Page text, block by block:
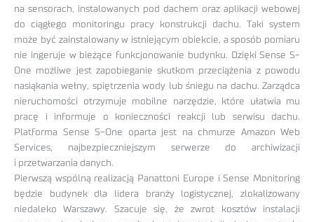
na sensorach, instalowanych pod dachem oraz aplikacji webowej
do ciągłego monitoringu pracy konstrukcji dachu. Taki system
może być zainstalowany w istniejącym obiekcie, a sposób pomiaru
nie ingeruje w bieżące funkcjonowanie budynku. Dzięki Sense S-
One możliwe jest zapobieganie skutkom przeciążenia z powodu
nasiąkania wełny, spiętrzenia wody lub śniegu na dachu. Zarządca
nieruchomości otrzymuje mobilne narzędzie, które ułatwia mu
pracę i informuje o konieczności reakcji lub serwisu dachu.
Platforma Sense S-One oparta jest na chmurze Amazon Web
Services, najbezpieczniejszym serwerze do archiwizacji
i przetwarzania danych.
Pierwszą wspólną realizacją Panattoni Europe i Sense Monitoring
będzie budynek dla lidera branży logistycznej, zlokalizowany
niedaleko Warszawy. Szacuje się, że zwrot kosztów instalacji